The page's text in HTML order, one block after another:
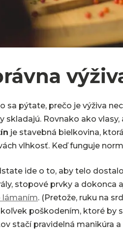
sa pýtate, prečo je výživa
skladajú. Rovnako ako
je stavebná bielkovina,
vlhkosť. Keď funguje
ide o to, aby telo
stopové prvky a dokonca
lámaním. (Pretože, ruku na
poškodením, ktoré by
stačí pravidelná manikúra